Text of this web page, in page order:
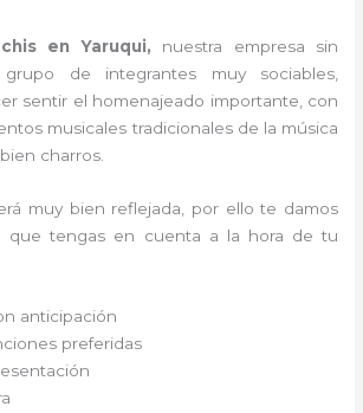
en Yaruqui, nuestra empresa
sin
de integrantes muy sociables,
sentir el homenajeado importante, con
musicales tradicionales de la música
charros.
muy bien reflejada, por ello te damos
que tengas en cuenta a la hora de tu
anticipación
preferidas